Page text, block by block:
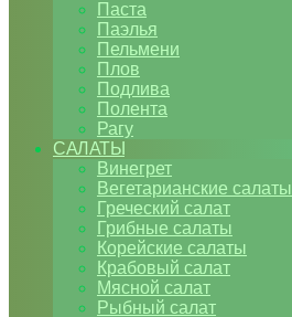
Паста
Паэлья
Пельмени
Плов
Подлива
Полента
Рагу
САЛАТЫ
Винегрет
Вегетарианские салаты
Греческий салат
Грибные салаты
Корейские салаты
Крабовый салат
Мясной салат
Рыбный салат